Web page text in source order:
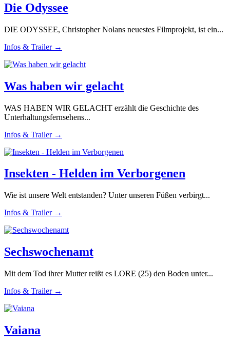
Die Odyssee
DIE ODYSSEE, Christopher Nolans neuestes Filmprojekt, ist ein...
Infos & Trailer →
Was haben wir gelacht
WAS HABEN WIR GELACHT erzählt die Geschichte des
Unterhaltungsfernsehens...
Infos & Trailer →
Insekten - Helden im Verborgenen
Wie ist unsere Welt entstanden? Unter unseren Füßen verbirgt...
Infos & Trailer →
Sechswochenamt
Mit dem Tod ihrer Mutter reißt es LORE (25) den Boden unter...
Infos & Trailer →
Vaiana